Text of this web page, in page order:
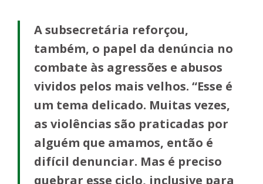
A subsecretária reforçou,
também, o papel da denúncia no
combate às agressões e abusos
vividos pelos mais velhos. “Esse é
um tema delicado. Muitas vezes,
as violências são praticadas por
alguém que amamos, então é
difícil denunciar. Mas é preciso
quebrar esse ciclo, inclusive para